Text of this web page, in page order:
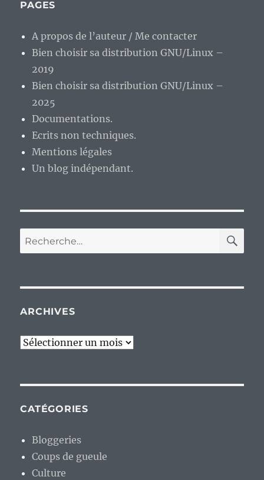
couilles
?
et
un
sacré
cocktail.
PAGES
A propos de l’auteur / Me contacter
Bien choisir sa distribution GNU/Linux –
2019
Bien choisir sa distribution GNU/Linux –
2025
Documentations.
Ecrits non techniques.
Mentions légales
Un blog indépendant.
Recherche
pour :
ARCHIVES
Archives
CATÉGORIES
Bloggeries
Coups de gueule
Culture